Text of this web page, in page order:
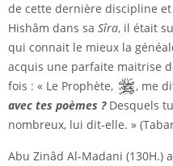
de cette dernière discipline
Hishâm dans sa Sîra, il était
qui connait le mieux la
acquis une parfaite maitrise
fois : « Le Prophète,
, me
avec tes poèmes ?Desquels
nombreux, lui dit-elle. »
Abu Zinâd Al-Madani (130H.)